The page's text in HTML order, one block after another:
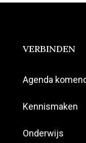
VERBINDEN
Agenda
Kennismaken
Onderwijs